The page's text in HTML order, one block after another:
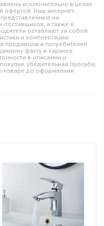
исключительно в целях
офертой. Наш интернет-
на
поставщиков, а также в
оставляют за собой
и комплектацию
продавцов и потребителей.
факту и заранее
в описании и
убедительная просьба,
товаре до оформления